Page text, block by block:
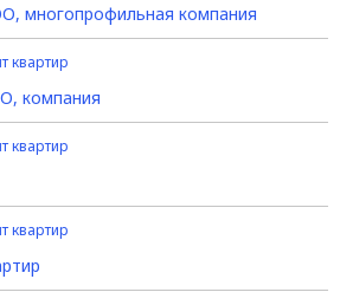
многопрофильная компания
квартир
компания
квартир
квартир